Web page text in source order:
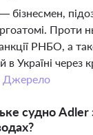
бізнесмен,
Проти
РНБО, а
Україні через
Джерело
судно